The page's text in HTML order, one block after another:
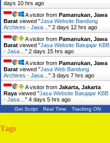
days 10 hrs ago
A visitor from Pamanukan, Jawa
Barat viewed "Jasa Website Bandung
Archives - Jasa… " 2 days 12 hrs ago
A visitor from Pamanukan, Jawa
Barat viewed "Jasa Website Batujajar KBB
- Jasa… " 2 days 15 hrs ago
A visitor from Pamanukan, Jawa
Barat viewed "Jasa Web Bandung
Archives - Jasa… " 3 days 7 hrs ago
A visitor from Jakarta, Jakarta
Raya viewed "Jasa Website Batujajar KBB
- Jasa… " 4 days 5 hrs ago
Get Script Real Time Tracking ON
Tags